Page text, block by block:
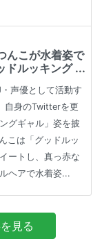
んこが水着姿で
ドルッキング ...
声優として活動す
自身のTwitterを更
グギャル」姿を披
こは「グッドルッ
ートし、真っ赤な
ヘアで水着姿...
見る